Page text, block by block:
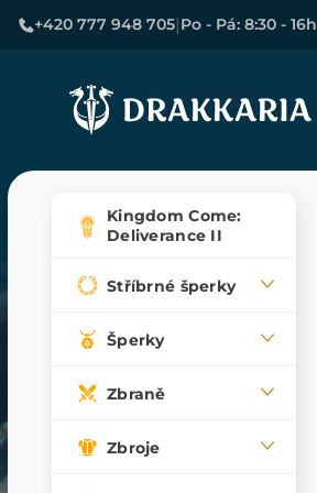
+420 777 948 705|Po - Pá: 8:30 - 16h
Kingdom Come:
Deliverance II
Stříbrné šperky
Šperky
Zbraně
Zbroje